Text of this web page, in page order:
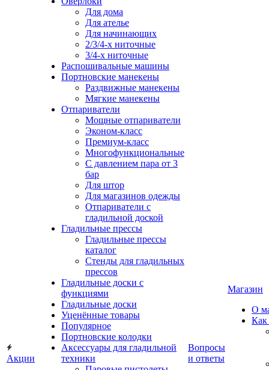
Акции
Для дома
Для ателье
Для начинающих
2/3/4-х ниточные
3/4-х ниточные
Распошивальные машины
Портновские манекены
Раздвижные манекены
Мягкие манекены
Отпариватели
Мощные отпариватели
Эконом-класс
Премиум-класс
Многофункциональные
С давлением пара от 3
бар
Для штор
Для магазинов одежды
Отпариватели с
гладильной доской
Гладильные прессы
Гладильные прессы
каталог
Стенды для гладильных
прессов
Гладильные доски с
функциями
Гладильные доски
Уценённые товары
Популярное
Портновские колодки
Аксессуары для гладильной
техники
Вопросы
и ответы
Магазин
О
Как